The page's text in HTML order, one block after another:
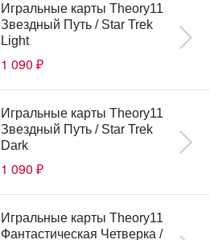
Игральные карты Theory11
Звездный Путь / Star Trek
Light
1 090 ₽
Игральные карты Theory11
Звездный Путь / Star Trek
Dark
1 090 ₽
Игральные карты Theory11
Фантастическая Четверка /